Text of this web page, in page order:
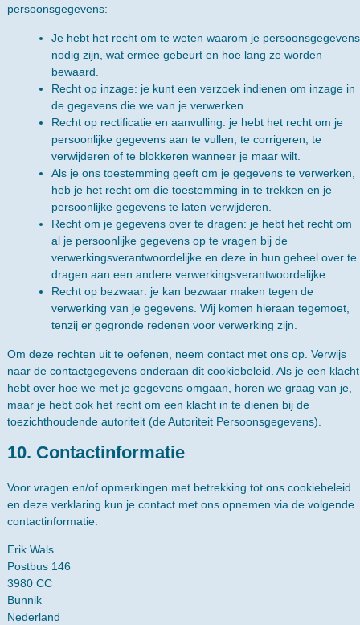
persoonsgegevens:
Je hebt het recht om te weten waarom je persoonsgegevens
nodig zijn, wat ermee gebeurt en hoe lang ze worden
bewaard.
Recht op inzage: je kunt een verzoek indienen om inzage in
de gegevens die we van je verwerken.
Recht op rectificatie en aanvulling: je hebt het recht om je
persoonlijke gegevens aan te vullen, te corrigeren, te
verwijderen of te blokkeren wanneer je maar wilt.
Als je ons toestemming geeft om je gegevens te verwerken,
heb je het recht om die toestemming in te trekken en je
persoonlijke gegevens te laten verwijderen.
Recht om je gegevens over te dragen: je hebt het recht om
al je persoonlijke gegevens op te vragen bij de
verwerkingsverantwoordelijke en deze in hun geheel over te
dragen aan een andere verwerkingsverantwoordelijke.
Recht op bezwaar: je kan bezwaar maken tegen de
verwerking van je gegevens. Wij komen hieraan tegemoet,
tenzij er gegronde redenen voor verwerking zijn.
Om deze rechten uit te oefenen, neem contact met ons op. Verwijs
naar de contactgegevens onderaan dit cookiebeleid. Als je een klacht
hebt over hoe we met je gegevens omgaan, horen we graag van je,
maar je hebt ook het recht om een klacht in te dienen bij de
toezichthoudende autoriteit (de Autoriteit Persoonsgegevens).
10. Contactinformatie
Voor vragen en/of opmerkingen met betrekking tot ons cookiebeleid
en deze verklaring kun je contact met ons opnemen via de volgende
contactinformatie:
Erik Wals
Postbus 146
3980 CC
Bunnik
Nederland